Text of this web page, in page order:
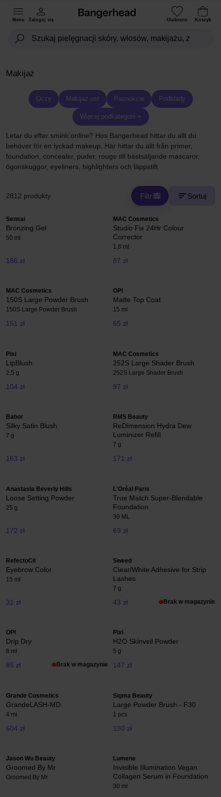
Menu Zaloguj się Ulubione Koszyk
Makijaż
Oczy Makijaż ust Paznokcie Podkłady
Więcej podkategorii +
Letar du efter smink online? Hos Bangerhead hittar du allt du
behöver för en lyckad makeup. Här hittar du allt från primer,
foundation, concealer, puder, rouge till bästsäljande mascaror,
ögonskuggor, eyeliners, highlighters och läppstift.
2812 produkty Filtr Sortuj
Sensai
Bronzing Gel
50 ml
186 zł
MAC Cosmetics
Studio Fix 24Hr Colour
Corrector
1,8 ml
87 zł
MAC Cosmetics
150S Large Powder Brush
150S Large Powder Brush
151 zł
OPI
Matte Top Coat
15 ml
65 zł
Pixi
LipBlush
2,5 g
104 zł
MAC Cosmetics
252S Large Shader Brush
252S Large Shader Brush
97 zł
Babor
Silky Satin Blush
7 g
163 zł
RMS Beauty
ReDimension Hydra Dew
Luminizer Refill
7 g
171 zł
Anastasia Beverly Hills
Loose Setting Powder
25 g
172 zł
L'Oréal Paris
True Match Super-Blendable
Foundation
30 ML
69 zł
RefectoCil
Eyebrow Color
15 ml
31 zł
Sweed
Clear/White Adhesive for Strip
Lashes
7 g
43 zł Brak w magazynie
OPI
Drip Dry
8 ml
85 zł Brak w magazynie
Pixi
H2O Skinveil Powder
5 g
147 zł
Grande Cosmetics
GrandeLASH-MD
4 ml
604 zł
Sigma Beauty
Large Powder Brush - F30
1 pcs
130 zł
Jason Wu Beauty
Groomed By Mr
Groomed By Mr
Lumene
Invisible Illumination Vegan
Collagen Serum in Foundation
30 ml